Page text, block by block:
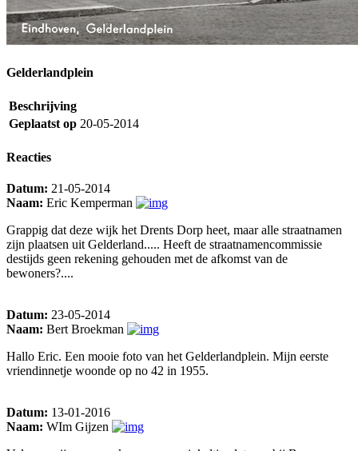
Gelderlandplein
Beschrijving
Geplaatst op 20-05-2014
Reacties
Datum: 21-05-2014
Naam: Eric Kemperman
Grappig dat deze wijk het Drents Dorp heet, maar alle straatnamen
zijn plaatsen uit Gelderland..... Heeft de straatnamencommissie
destijds geen rekening gehouden met de afkomst van de
bewoners?....
Datum: 23-05-2014
Naam: Bert Broekman
Hallo Eric. Een mooie foto van het Gelderlandplein. Mijn eerste
vriendinnetje woonde op no 42 in 1955.
Datum: 13-01-2016
Naam: WIm Gijzen